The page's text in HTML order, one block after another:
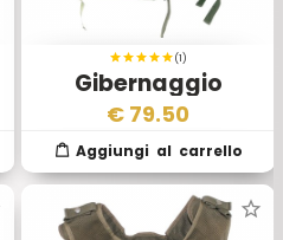
(1)
Gibernaggio
Esercito Israeliano
€ 79.50